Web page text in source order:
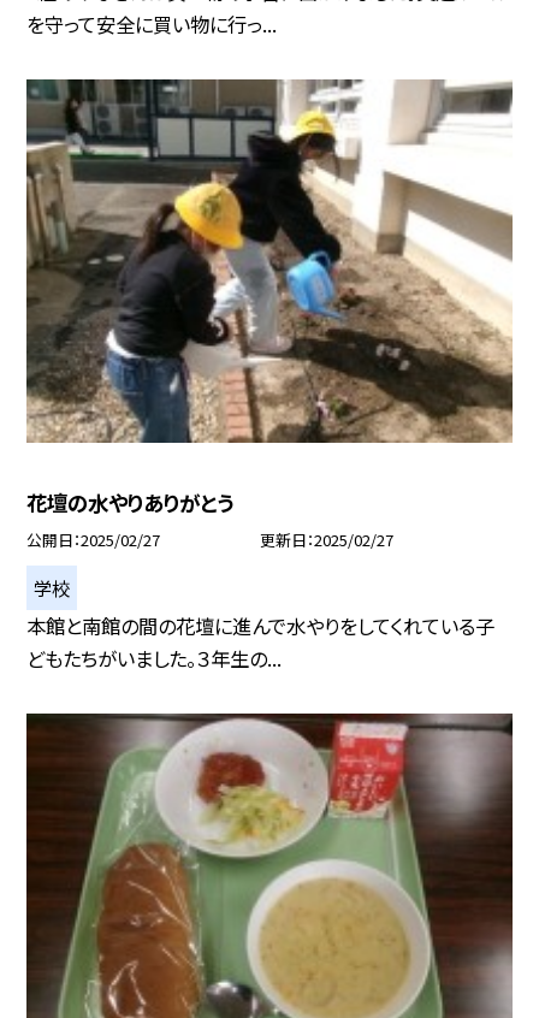
を守って安全に買い物に行っ...
花壇の水やりありがとう
公開日 2025/02/27 更新日 2025/02/27
学校
本館と南館の間の花壇に進んで水やりをしてくれている子
どもたちがいました。３年生の...